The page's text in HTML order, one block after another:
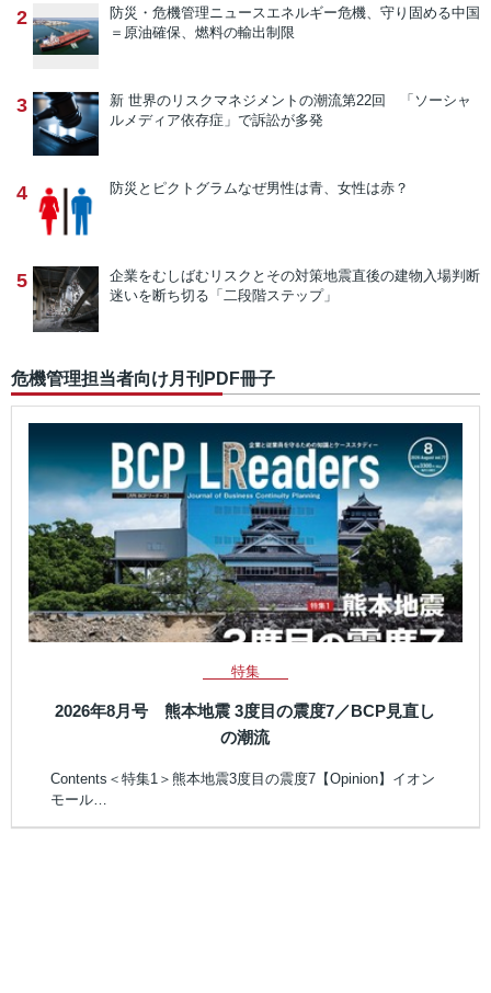
2 防災・危機管理ニュースエネルギー危機、守り固める中国
＝原油確保、燃料の輸出制限
3 新 世界のリスクマネジメントの潮流第22回 「ソーシャ
ルメディア依存症」で訴訟が多発
4 防災とピクトグラムなぜ男性は青、女性は赤？
5 企業をむしばむリスクとその対策地震直後の建物入場判断
迷いを断ち切る「二段階ステップ」
危機管理担当者向け月刊PDF冊子
特集
2026年8月号 熊本地震 3度目の震度7／BCP見直し
の潮流
Contents＜特集1＞熊本地震3度目の震度7【Opinion】イオン
モール…